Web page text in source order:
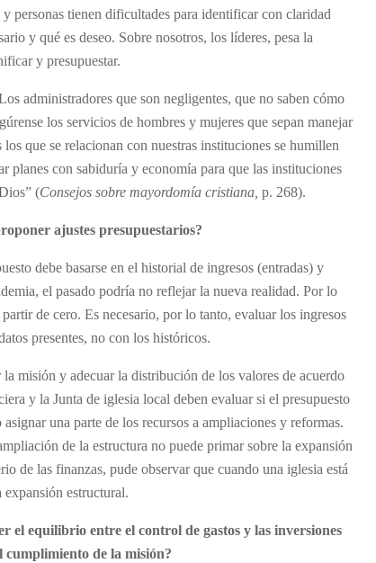
personas tienen dificultades para identificar con claridad
y qué es deseo. Sobre nosotros, los líderes, pesa la
y presupuestar.
administradores que son negligentes, que no saben cómo
los servicios de hombres y mujeres que sepan manejar
que se relacionan con nuestras instituciones se humillen
planes con sabiduría y economía para que las instituciones
(Consejos sobre mayordomía cristiana, p. 268).
ajustes presupuestarios?
debe basarse en el historial de ingresos (entradas) y
el pasado podría no reflejar la nueva realidad. Por lo
de cero. Es necesario, por lo tanto, evaluar los ingresos
presentes, no con los históricos.
misión y adecuar la distribución de los valores de acuerdo
y la Junta de iglesia local deben evaluar si el presupuesto
una parte de los recursos a ampliaciones y reformas.
de la estructura no puede primar sobre la expansión
de las finanzas, pude observar que cuando una iglesia está
estructural.
el equilibrio entre el control de gastos y las inversiones
cumplimiento de la misión?